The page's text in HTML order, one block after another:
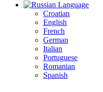
Language
Croatian
English
French
German
Italian
Portuguese
Romanian
Spanish